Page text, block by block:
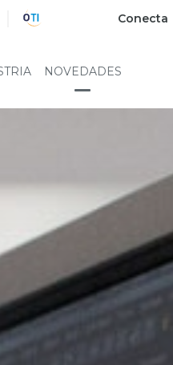
Conecta
NOVEDADES